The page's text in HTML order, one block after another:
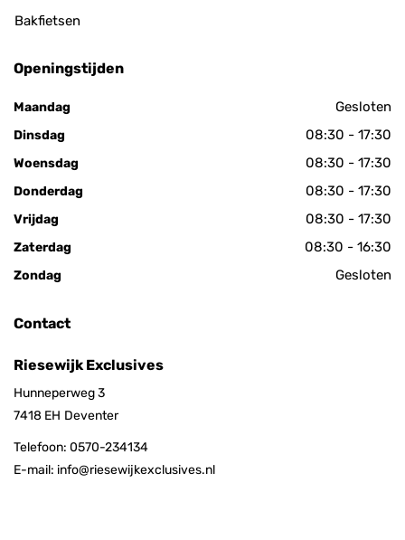
Bakfietsen
Openingstijden
Maandag Gesloten
Dinsdag 08:30 - 17:30
Woensdag 08:30 - 17:30
Donderdag 08:30 - 17:30
Vrijdag 08:30 - 17:30
Zaterdag 08:30 - 16:30
Zondag Gesloten
Contact
Riesewijk Exclusives
Hunneperweg 3
7418 EH Deventer
Telefoon: 0570-234134
E-mail: info@riesewijkexclusives.nl